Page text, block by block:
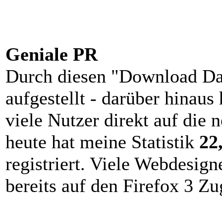
Geniale PR
Durch diesen "Download
aufgestellt - darüber
viele Nutzer direkt auf die
heute hat meine Statistik
registriert. Viele
bereits auf den Firefox 3